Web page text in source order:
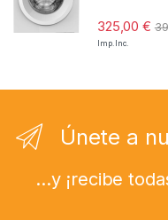
325,00€
Imp. Inc.
Únete a
...y ¡recibe